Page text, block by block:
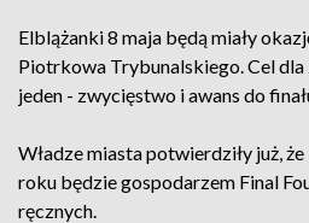
Elblążanki 8 maja będą miały
Piotrkowa Trybunalskiego. Cel
jeden - zwycięstwo i awans do
Władze miasta potwierdziły już,
roku będzie gospodarzem Final
ręcznych.